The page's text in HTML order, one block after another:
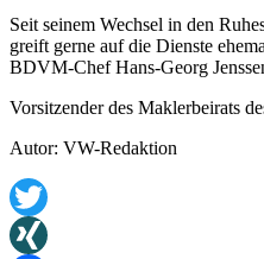
Seit seinem Wechsel in den
greift gerne auf die Dienste
BDVM-Chef Hans-Georg
Vorsitzender des Maklerbeirats
Autor: VW-Redaktion
Twitter